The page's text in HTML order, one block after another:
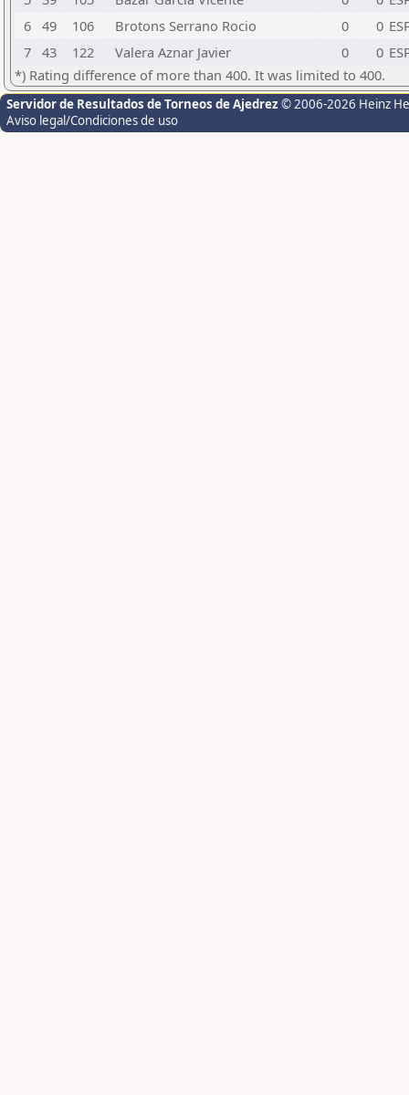
6 49 106 Brotons Serrano Rocio 0 0
7 43 122 Valera Aznar Javier 0 0
*) Rating difference of more than 400. It was limited to 400.
Servidor de Resultados de Torneos de Ajedrez © 2006-2026 Heinz
Aviso legal/Condiciones de uso